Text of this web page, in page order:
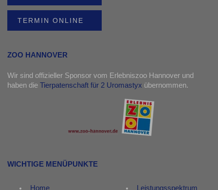
TERMIN ONLINE
ZOO HANNOVER
Wir sind offizieller Sponsor vom Erlebniszoo Hannover und
haben die Tierpatenschaft für 2 Uromastyx übernommen.
WICHTIGE MENÜPUNKTE
Home Leistungsspektrum